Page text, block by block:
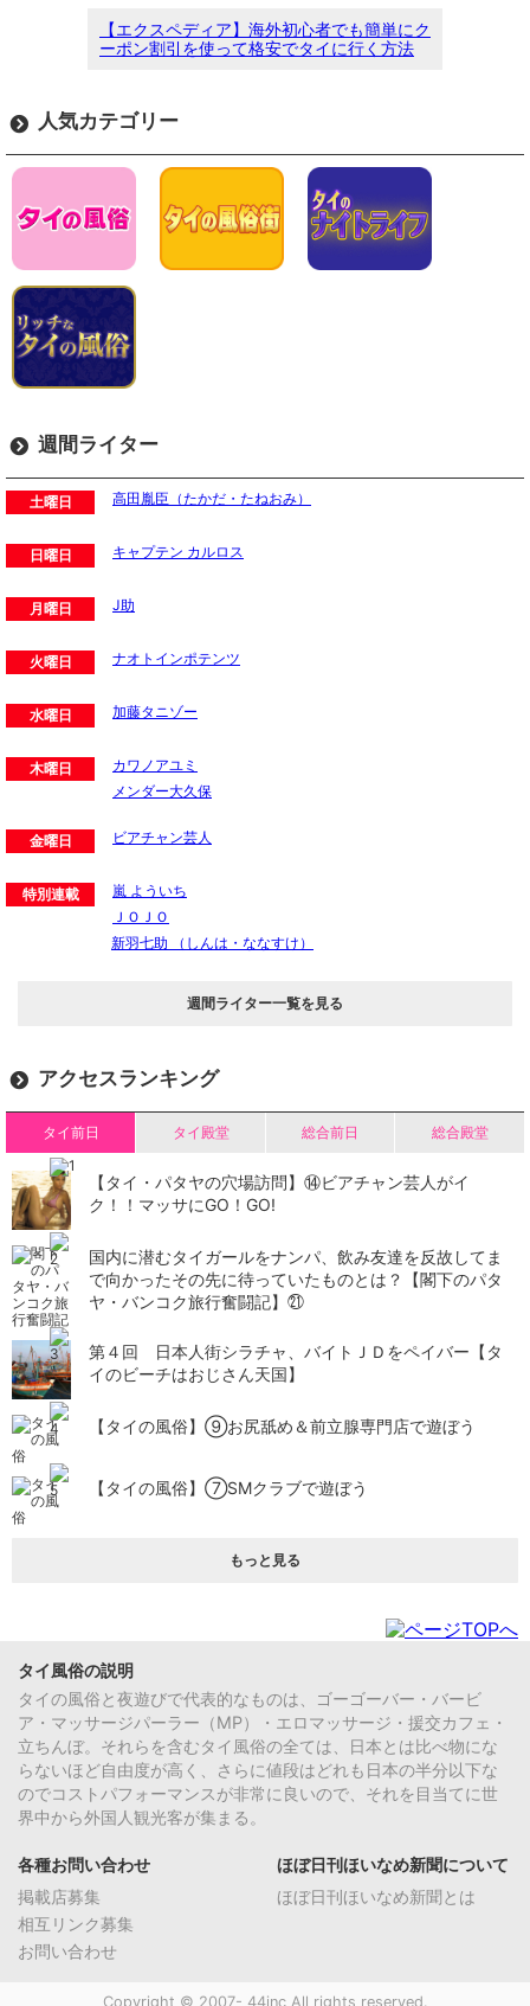
【エクスペディア】海外初心者でも簡単にク
ーポン割引を使って格安でタイに行く方法
人気カテゴリー
週間ライター
土曜日 高田胤臣（たかだ・たねおみ）
日曜日 キャプテン カルロス
月曜日 J助
火曜日 ナオトインポテンツ
水曜日 加藤タニゾー
木曜日
カワノアユミ
メンダー大久保
金曜日 ビアチャン芸人
特別連載
嵐 よういち
ＪＯＪＯ
新羽七助 （しんは・ななすけ）
週間ライター一覧を見る
アクセスランキング
タイ前日 タイ殿堂 総合前日 総合殿堂
【タイ・パタヤの穴場訪問】⑭ビアチャン芸人がイ
ク！！マッサにGO！GO!
国内に潜むタイガールをナンパ、飲み友達を反故してま
で向かったその先に待っていたものとは？【閣下のパタ
ヤ・バンコク旅行奮闘記】㉑
第４回 日本人街シラチャ、バイトＪＤをペイバー【タ
イのビーチはおじさん天国】
【タイの風俗】​⑨お尻舐め＆前立腺専門店で遊ぼう
【タイの風俗】​⑦SMクラブで遊ぼう
もっと見る
タイ風俗の説明
タイの風俗と夜遊びで代表的なものは、ゴーゴーバー・バービ
ア・マッサージパーラー（MP）・エロマッサージ・援交カフェ・
立ちんぼ。それらを含むタイ風俗の全ては、日本とは比べ物にな
らないほど自由度が高く、さらに値段はどれも日本の半分以下な
のでコストパフォーマンスが非常に良いので、それを目当てに世
界中から外国人観光客が集まる。
各種お問い合わせ
掲載店募集
相互リンク募集
お問い合わせ
ほぼ日刊ほいなめ新聞について
ほぼ日刊ほいなめ新聞とは
Copyright © 2007- 44inc All rights reserved.